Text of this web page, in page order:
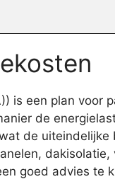
is een plan voor
de
de
goed advies te